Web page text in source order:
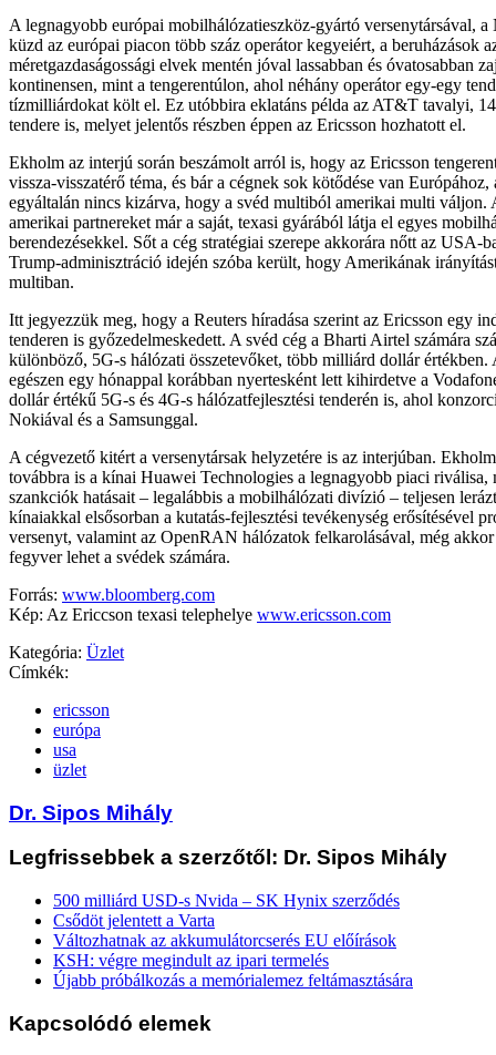
A legnagyobb európai mobilhálózatieszköz-gyártó versenytársával,
küzd az európai piacon több száz operátor kegyeiért, a beruházások
méretgazdaságossági elvek mentén jóval lassabban és óvatosabban
kontinensen, mint a tengerentúlon, ahol néhány operátor egy-egy
tízmilliárdokat költ el. Ez utóbbira eklatáns példa az AT&T tavalyi,
tendere is, melyet jelentős részben éppen az Ericsson hozhatott el.
Ekholm az interjú során beszámolt arról is, hogy az Ericsson
vissza-visszatérő téma, és bár a cégnek sok kötődése van
egyáltalán nincs kizárva, hogy a svéd multiból amerikai multi váljon.
amerikai partnereket már a saját, texasi gyárából látja el egyes
berendezésekkel. Sőt a cég stratégiai szerepe akkorára nőtt az USA-
Trump-adminisztráció idején szóba került, hogy Amerikának
multiban.
Itt jegyezzük meg, hogy a Reuters híradása szerint az Ericsson egy
tenderen is győzedelmeskedett. A svéd cég a Bharti Airtel számára
különböző, 5G-s hálózati összetevőket, több milliárd dollár értékben.
egészen egy hónappal korábban nyertesként lett kihirdetve a
dollár értékű 5G-s és 4G-s hálózatfejlesztési tenderén is, ahol
Nokiával és a Samsunggal.
A cégvezető kitért a versenytársak helyzetére is az interjúban.
továbbra is a kínai Huawei Technologies a legnagyobb piaci riválisa,
szankciók hatásait – legalábbis a mobilhálózati divízió – teljesen
kínaiakkal elsősorban a kutatás-fejlesztési tevékenység erősítésével
versenyt, valamint az OpenRAN hálózatok felkarolásával, még
fegyver lehet a svédek számára.
Forrás: www.bloomberg.com
Kép: Az Ericcson texasi telephelye www.ericsson.com
Kategória: Üzlet
Címkék:
ericsson
európa
usa
üzlet
Dr. Sipos Mihály
Legfrissebbek a szerzőtől: Dr. Sipos Mihály
500 milliárd USD-s Nvida – SK Hynix szerződés
Csődöt jelentett a Varta
Változhatnak az akkumulátorcserés EU előírások
KSH: végre megindult az ipari termelés
Újabb próbálkozás a memórialemez feltámasztására
Kapcsolódó elemek